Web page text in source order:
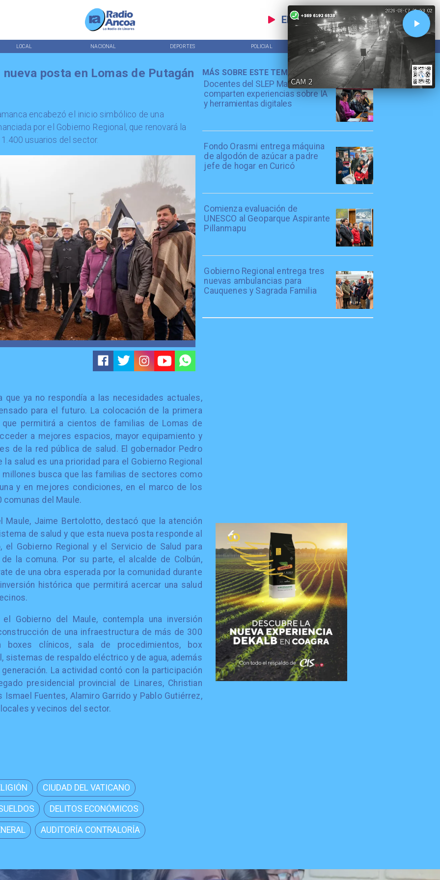
EN VIVO
LOCAL NACIONAL DEPORTES POLICIAL TENDENCIAS
Docentes del SLEP Maule Costa
comparten experiencias sobre IA
y herramientas digitales
Fondo Orasmi entrega máquina
de algodón de azúcar a padre
jefe de hogar en Curicó
Comienza evaluación de
UNESCO al Geoparque Aspirante
Pillanmapu
Gobierno Regional entrega tres
nuevas ambulancias para
Cauquenes y Sagrada Familia
MÁS SOBRE ESTE TEMA
posta en Lomas de Putagán
encabezó el inicio simbólico de una
por el Gobierno Regional, que renovará la
usuarios del sector.
que ya no respondía a las necesidades actuales,
para el futuro. La colocación de la primera
permitirá a cientos de familias de Lomas de
a mejores espacios, mayor equipamiento y
de la red pública de salud. El gobernador Pedro
salud es una prioridad para el Gobierno Regional
millones busca que las familias de sectores como
y en mejores condiciones, en el marco de los
del Maule.
Maule, Jaime Bertolotto, destacó que la atención
de salud y que esta nueva posta responde al
Gobierno Regional y el Servicio de Salud para
la comuna. Por su parte, el alcalde de Colbún,
de una obra esperada por la comunidad durante
histórica que permitirá acercar una salud
Gobierno del Maule, contempla una inversión
de una infraestructura de más de 300
boxes clínicos, sala de procedimientos, box
sistemas de respaldo eléctrico y de agua, además
La actividad contó con la participación
presidencial provincial de Linares, Christian
Fuentes, Alamiro Garrido y Pablo Gutiérrez,
y vecinos del sector.
CIUDAD DEL VATICANO
DELITOS ECONÓMICOS
AUDITORÍA CONTRALORÍA